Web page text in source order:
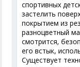
спортивных
застелить
покрытием из
разноцветный
смотрится,
его встык,
Существует